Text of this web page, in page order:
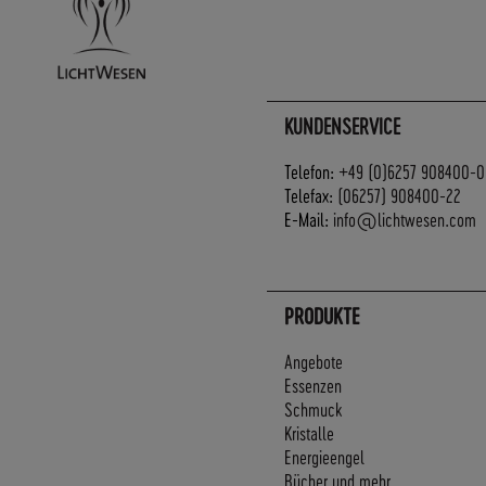
KUNDENSERVICE
Telefon: +49 (0)6257 908400-0
Telefax: (06257) 908400-22
E-Mail: info@lichtwesen.com
PRODUKTE
Angebote
Essenzen
Schmuck
Kristalle
Energieengel
Bücher und mehr